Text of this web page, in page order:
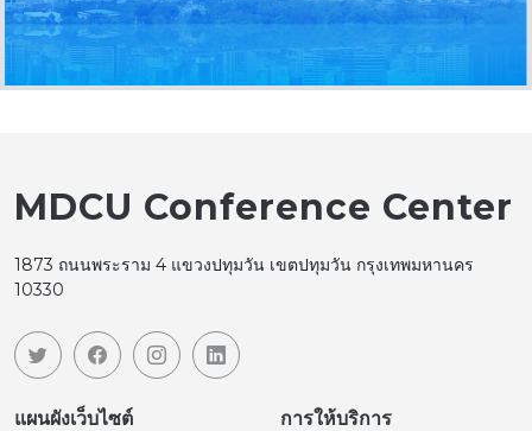
MDCU Conference Center
1873 ถนนพระราม 4 แขวงปทุมวัน เขตปทุมวัน กรุงเทพมหานคร
10330
แผนผังเว็บไซต์
การให้บริการ